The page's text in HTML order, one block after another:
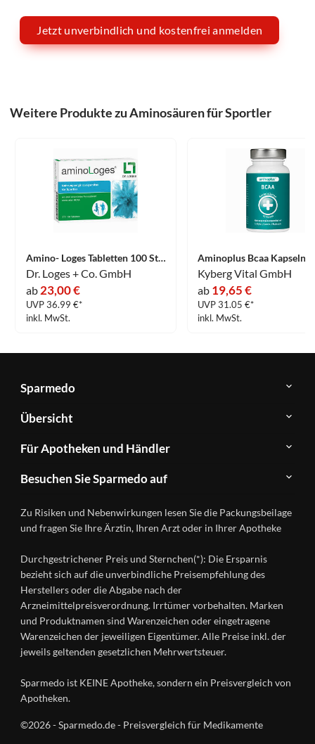
Jetzt unverbindlich und kostenfrei anmelden
Weitere Produkte zu Aminosäuren für Sportler
Amino- Loges Tabletten 100 Stück
Dr. Loges + Co. GmbH
ab 23,00 €
UVP 36.99 €*
inkl. MwSt.
Kyberg Vital GmbH
ab 19,65 €
UVP 31.05 €*
inkl. MwSt.
Sparmedo
Über
Sparmedo
FAQ
Kontakt
Datenschutz
Nutzungsbedingungen
Übersicht
Herstellerverzeichnis
Produkte
A-
Ratgeber
Wirkstoffe
Gesundheitsmagazin
Für Apotheken und Händler
&
Händlerlogin
Besuchen Sie Sparmedo auf
Instagram
Zu Risiken und Nebenwirkungen lesen Sie die Packungsbeilage
und fragen Sie Ihre Ärztin, Ihren Arzt oder in Ihrer Apotheke
Durchgestrichener Preis und Sternchen(*): Die Ersparnis
bezieht sich auf die unverbindliche Preisempfehlung des
Herstellers oder die Abgabe nach der
Arzneimittelpreisverordnung. Irrtümer vorbehalten. Marken
und Produktnamen sind Warenzeichen oder eingetragene
Warenzeichen der jeweiligen Eigentümer. Alle Preise inkl. der
jeweils geltenden gesetzlichen Mehrwertsteuer.
Sparmedo ist KEINE Apotheke, sondern ein Preisvergleich von
Apotheken.
©2026 - Sparmedo.de - Preisvergleich für Medikamente